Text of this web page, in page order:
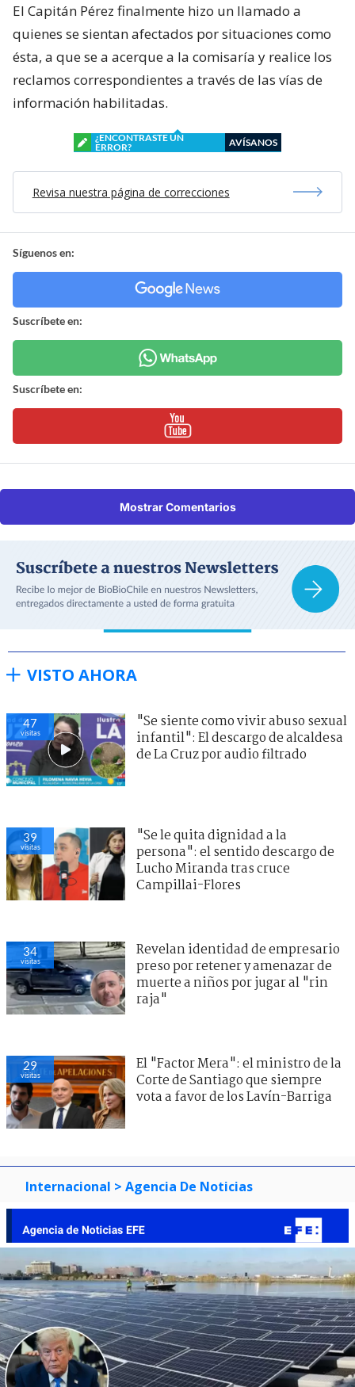
El Capitán Pérez finalmente hizo un llamado a
quienes se sientan afectados por situaciones como
ésta, a que se a acerque a la comisaría y realice los
reclamos correspondientes a través de las vías de
información habilitadas.
¿ENCONTRASTE UN
ERROR?
AVÍSANOS
Revisa nuestra página de correcciones
Síguenos en:
Suscríbete en:
Suscríbete en:
Mostrar Comentarios
VISTO AHORA
47
visitas
"Se siente como vivir abuso sexual
infantil": El descargo de alcaldesa
de La Cruz por audio filtrado
39
visitas
"Se le quita dignidad a la
persona": el sentido descargo de
Lucho Miranda tras cruce
Campillai-Flores
34
visitas
Revelan identidad de empresario
preso por retener y amenazar de
muerte a niños por jugar al "rin
raja"
29
visitas
El "Factor Mera": el ministro de la
Corte de Santiago que siempre
vota a favor de los Lavín-Barriga
Internacional > Agencia De Noticias